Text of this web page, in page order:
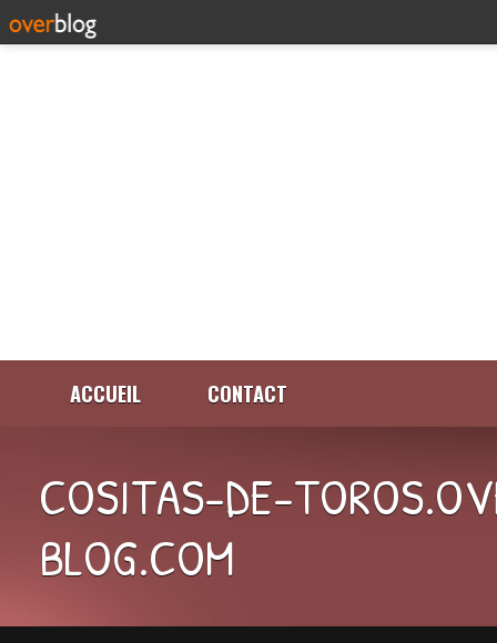
ACCUEIL CONTACT
COSITAS-DE-
BLOG.COM